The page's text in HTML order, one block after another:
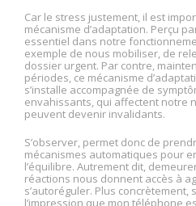
Car le stress justement, il est
mécanisme d’adaptation. Perçu
essentiel dans notre
exemple de nous mobiliser, de
dossier urgent. Par contre,
périodes, ce mécanisme
s’installe accompagnée de
envahissants, qui affectent notre
peuvent devenir invalidants.
S’observer, permet donc de
mécanismes automatiques pour
l’équilibre. Autrement dit,
réactions nous donnent accès à
s’autoréguler. Plus concrètement,
l’impression que mon téléphone